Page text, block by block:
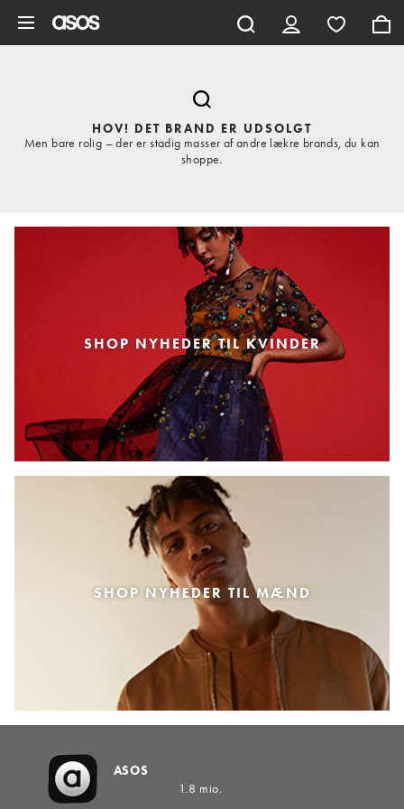
HOV! DET BRAND ER UDSOLGT
Men bare rolig – der er stadig masser af andre lækre brands, du kan
shoppe.
SHOP NYHEDER TIL KVINDER
SHOP NYHEDER TIL MÆND
ASOS
1.8 mio.